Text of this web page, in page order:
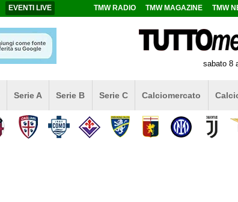
EVENTI LIVE TMW RADIO TMW MAGAZINE TMW
sabato 8
Serie A Serie B Serie C Calciomercato